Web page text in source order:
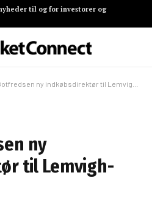
til og for investorer og
ny indkøbsdirektør til Lemvigh-Müller
ny
til Lemvigh-